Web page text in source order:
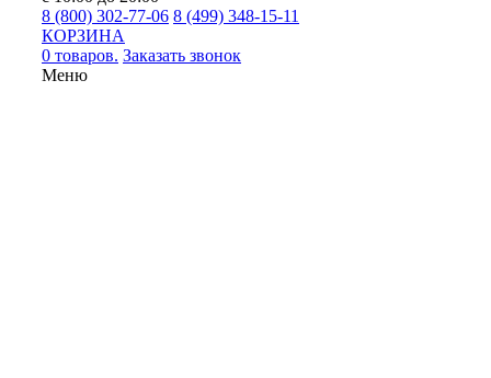
8 (800) 302-77-06 8 (499) 348-15-11
КОРЗИНА
0 товаров. Заказать звонок
Меню